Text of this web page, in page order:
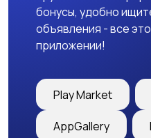
бонусы, удобно
объявления - все
приложении!
Play Market
AppGallery